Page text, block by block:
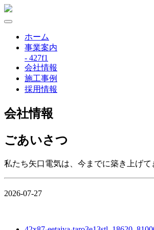
ホーム
事業案内
- 427f1
会社情報
施工事例
採用情報
会社情報
ごあいさつ
私たち矢口電気は、今までに築き上げ
2026-07-27